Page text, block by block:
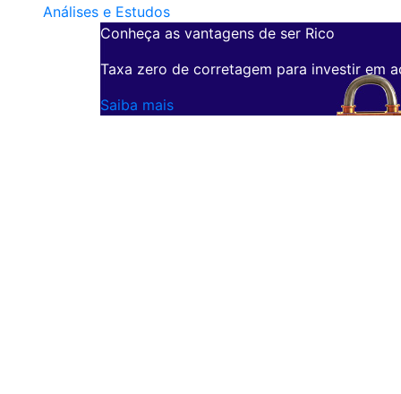
Análises e Estudos
Conheça as vantagens de ser Rico
Taxa zero de corretagem para investir em
Saiba mais